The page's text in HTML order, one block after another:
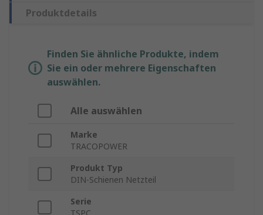
Produktdetails
Finden Sie ähnliche Produkte, indem
Sie ein oder mehrere Eigenschaften
auswählen.
Alle auswählen
Marke
TRACOPOWER
Produkt Typ
DIN-Schienen Netzteil
Serie